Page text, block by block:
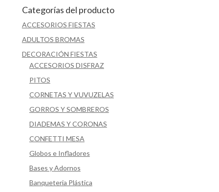
Categorías del producto
ACCESORIOS FIESTAS
ADULTOS BROMAS
DECORACIÓN FIESTAS
ACCESORIOS DISFRAZ
PITOS
CORNETAS Y VUVUZELAS
GORROS Y SOMBREROS
DIADEMAS Y CORONAS
CONFETTI MESA
Globos e Infladores
Bases y Adornos
Banqueteria Plástica